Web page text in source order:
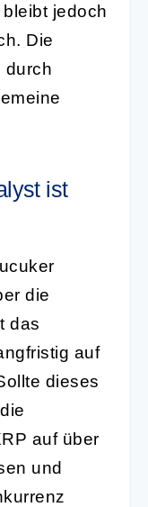
jedoch
Die
durch
ist
die
das
auf
dieses
auf über
und